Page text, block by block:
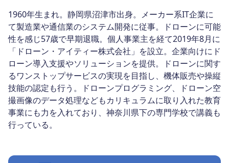
1960年生まれ。静岡県沼津市出身。メーカー系IT企業に
て製造業や通信業のシステム開発に従事。ドローンに可能
性を感じ57歳で早期退職。個人事業主を経て2019年8月に
「ドローン・アイティー株式会社」を設立。企業向けにド
ローン導入支援やソリューションを提供。ドローンに関す
るワンストップサービスの実現を目指し、機体販売や操縦
技能の認定も行う。ドローンプログラミング、ドローン空
撮画像のデータ処理などもカリキュラムに取り入れた教育
事業にも力を入れており、神奈川県下の専門学校で講義も
行っている。